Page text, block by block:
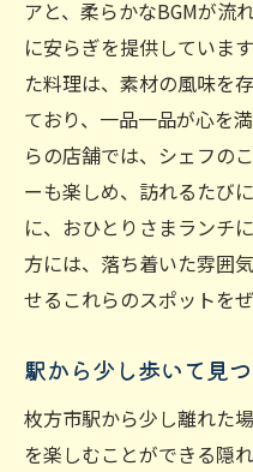
おひとりさま歓
静かなランチ
一人でも安心し
自分だけの時間
静かな空間で自分
め
心地よい空間で
静かな場所で過
自分時間を楽し
ストレスフリー
アと、柔らかなBGMが流
に安らぎを提供していま
た料理は、素材の風味を
ており、一品一品が心を
らの店舗では、シェフの
ーも楽しめ、訪れるたび
に、おひとりさまランチ
方には、落ち着いた雰囲
せるこれらのスポットを
駅から少し歩いて見
枚方市駅から少し離れた
を楽しむことができる隠